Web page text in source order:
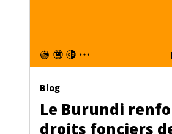
Blog
Le Burundi
droits fonciers